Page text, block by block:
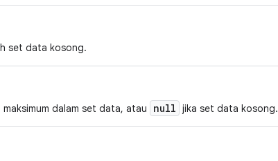
set data kosong.
maksimum dalam set data, atau null jika set data kosong.